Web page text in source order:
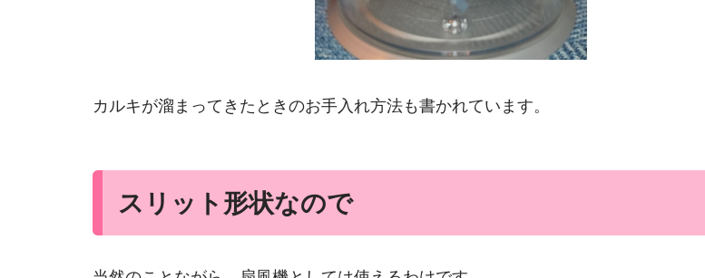
カルキが溜まってきたときのお手入れ方法も書かれています。
スリット形状なので